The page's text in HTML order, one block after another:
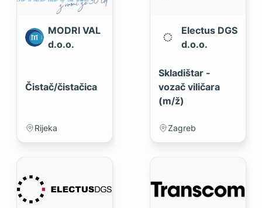
MODRI VAL
d.o.o.
Čistač/čistačica
Rijeka
Electus DGS
d.o.o.
Skladištar -
vozač viličara
(m/ž)
Zagreb